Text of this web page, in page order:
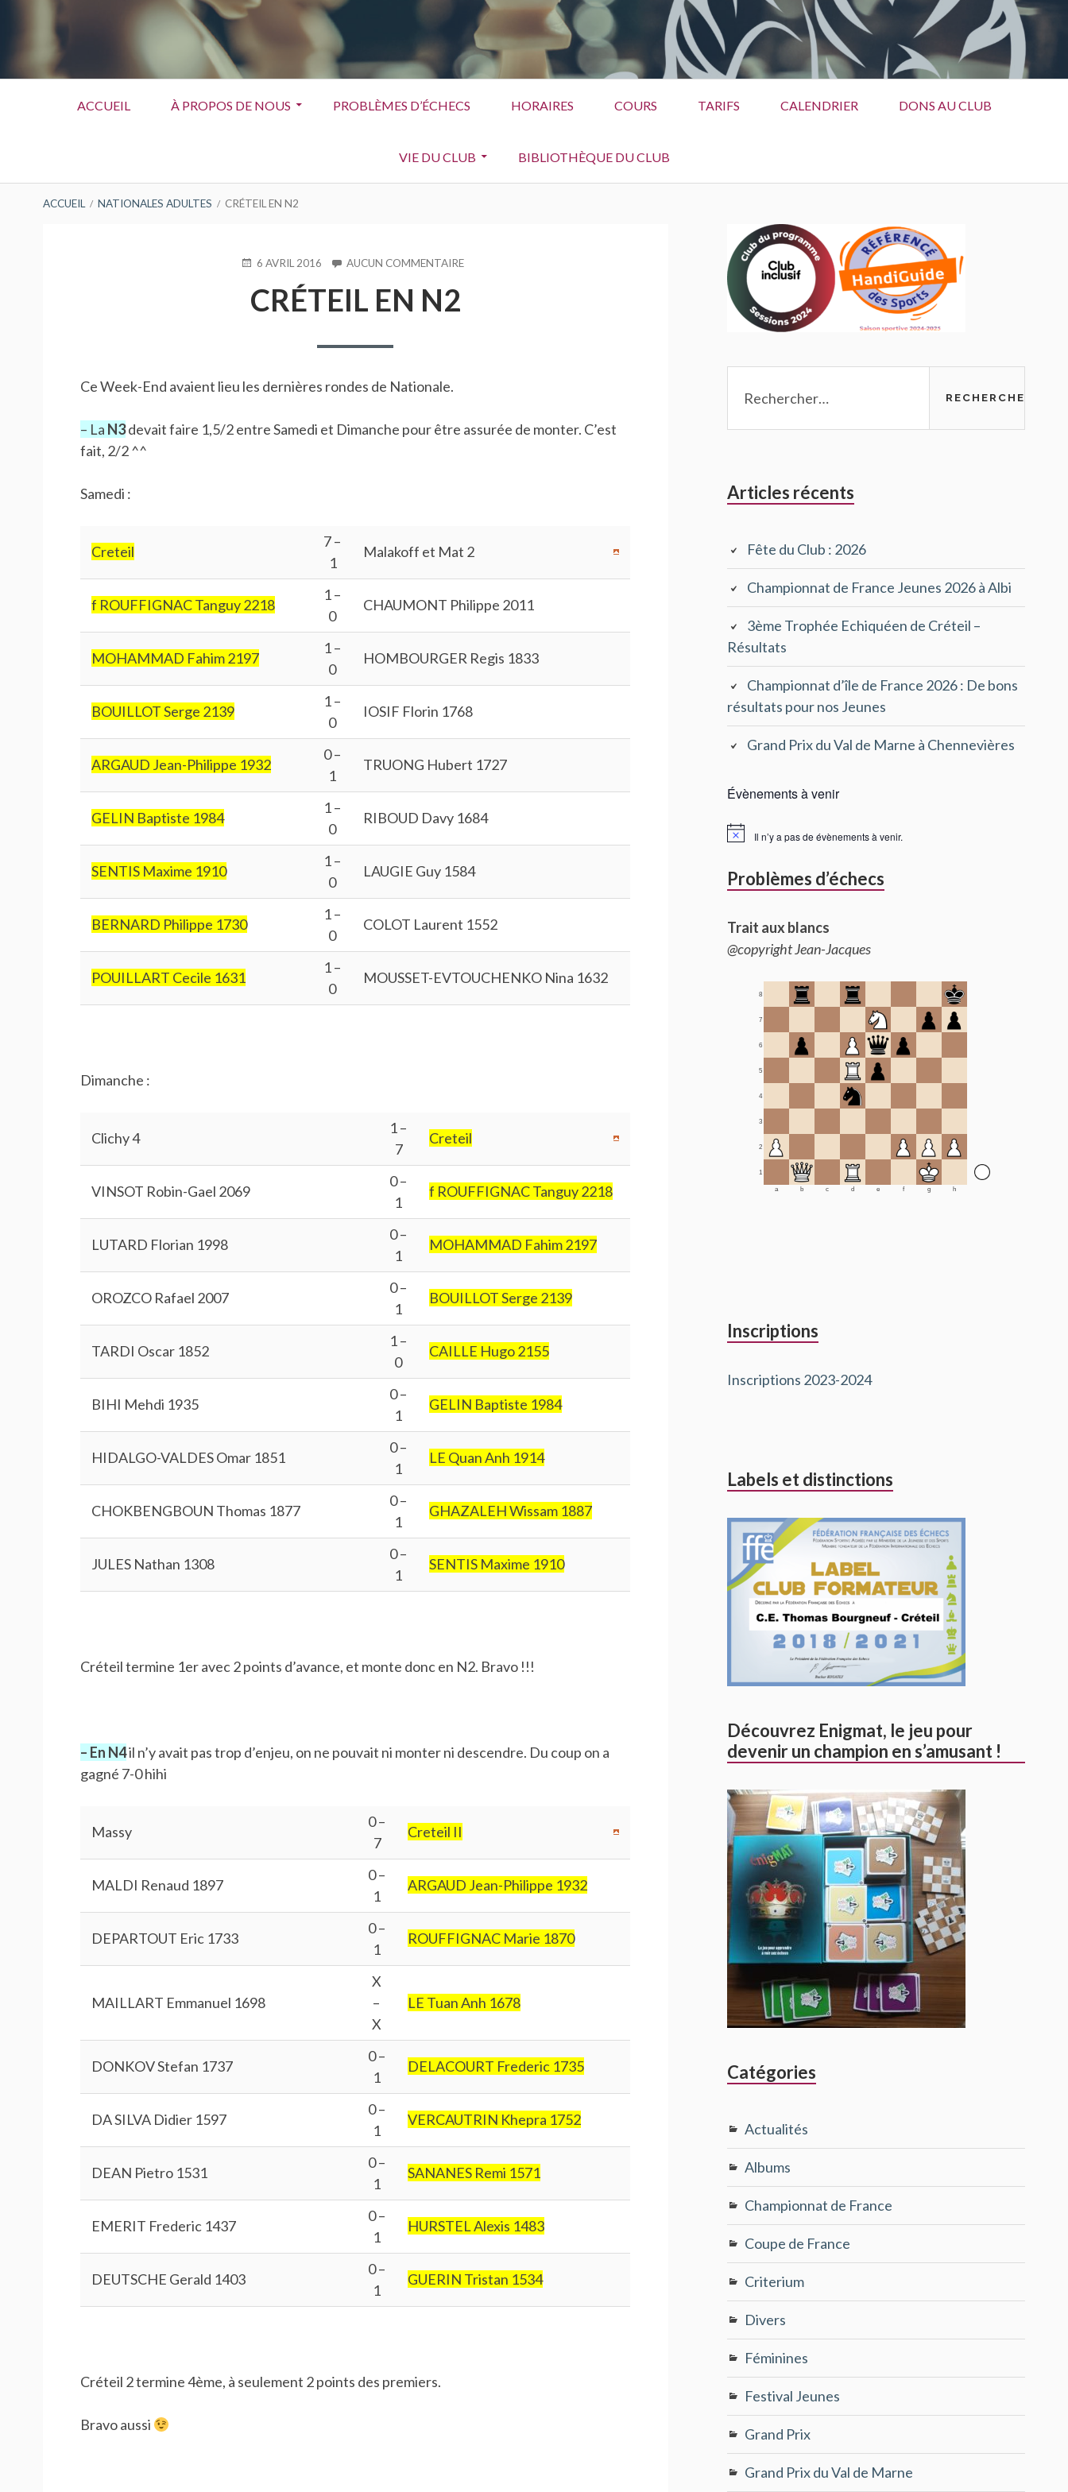
ACCUEIL À PROPOS DE NOUS PROBLÈMES D’ÉCHECS HORAIRES COURS TARIFS CALENDRIER DONS AU CLUB
VIE DU CLUB BIBLIOTHÈQUE DU CLUB
FIL
ACCUEIL NATIONALES ADULTES CRÉTEIL EN N2
PUBLIÉ
6 AVRIL 2016 AUCUN COMMENTAIRESUR
CRÉTEIL EN N2
Ce Week-End avaient lieu les dernières rondes de Nationale.
– La N3devait faire 1,5/2 entre Samedi et Dimanche pour être assurée de monter. C’est
fait, 2/2 ^^
Samedi :
Creteil
7 –
1
Malakoff et Mat 2
f ROUFFIGNAC Tanguy 2218
1 –
0
CHAUMONT Philippe 2011
MOHAMMAD Fahim 2197
1 –
0
HOMBOURGER Regis 1833
BOUILLOT Serge 2139
1 –
0
IOSIF Florin 1768
ARGAUD Jean-Philippe 1932
0 –
1
TRUONG Hubert 1727
GELIN Baptiste 1984
1 –
0
RIBOUD Davy 1684
SENTIS Maxime 1910
1 –
0
LAUGIE Guy 1584
BERNARD Philippe 1730
1 –
0
COLOT Laurent 1552
POUILLART Cecile 1631
1 –
0
MOUSSET-EVTOUCHENKO Nina 1632
Dimanche :
Clichy 4
1 –
7
Creteil
VINSOT Robin-Gael 2069
0 –
1
f ROUFFIGNAC Tanguy 2218
LUTARD Florian 1998
0 –
1
MOHAMMAD Fahim 2197
OROZCO Rafael 2007
0 –
1
BOUILLOT Serge 2139
TARDI Oscar 1852
1 –
0
CAILLE Hugo 2155
BIHI Mehdi 1935
0 –
1
GELIN Baptiste 1984
HIDALGO-VALDES Omar 1851
0 –
1
LE Quan Anh 1914
CHOKBENGBOUN Thomas 1877
0 –
1
GHAZALEH Wissam 1887
JULES Nathan 1308
0 –
1
SENTIS Maxime 1910
Créteil termine 1er avec 2 points d’avance, et monte donc en N2. Bravo !!!
– En N4il n’y avait pas trop d’enjeu, on ne pouvait ni monter ni descendre. Du coup on a
gagné 7-0 hihi
Massy
0 –
7
Creteil II
MALDI Renaud 1897
0 –
1
ARGAUD Jean-Philippe 1932
DEPARTOUT Eric 1733
0 –
1
ROUFFIGNAC Marie 1870
MAILLART Emmanuel 1698
X
–
X
LE Tuan Anh 1678
DONKOV Stefan 1737
0 –
1
DELACOURT Frederic 1735
DA SILVA Didier 1597
0 –
1
VERCAUTRIN Khepra 1752
DEAN Pietro 1531
0 –
1
SANANES Remi 1571
EMERIT Frederic 1437
0 –
1
HURSTEL Alexis 1483
DEUTSCHE Gerald 1403
0 –
1
GUERIN Tristan 1534
Créteil 2 termine 4ème, à seulement 2 points des premiers.
Bravo aussi
Articles récents
Fête du Club : 2026
Championnat de France Jeunes 2026 à Albi
3ème Trophée Echiquéen de Créteil –
Résultats
Championnat d’île de France 2026 : De bons
résultats pour nos Jeunes
Grand Prix du Val de Marne à Chennevières
Évènements à venir
Il n’y a pas de évènements à venir.
Problèmes d’échecs
Trait aux blancs
@copyright Jean-Jacques
1
2
3
4
5
6
7
8
a b c d e f g h
Inscriptions
Inscriptions 2023-2024
Labels et distinctions
Découvrez Enigmat, le jeu pour
devenir un champion en s’amusant !
Catégories
Actualités
Albums
Championnat de France
Coupe de France
Criterium
Divers
Féminines
Festival Jeunes
Grand Prix
Grand Prix du Val de Marne